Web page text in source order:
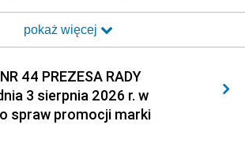
2016 2015
2013 2012
2010 2009
2007 2006
pokaż więcej
44 PREZESA RADY
3 sierpnia 2026 r. w
spraw promocji marki